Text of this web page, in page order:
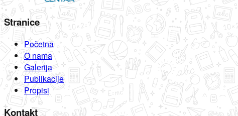
Stranice
Početna
O nama
Galerija
Publikacije
Propisi
Kontakt